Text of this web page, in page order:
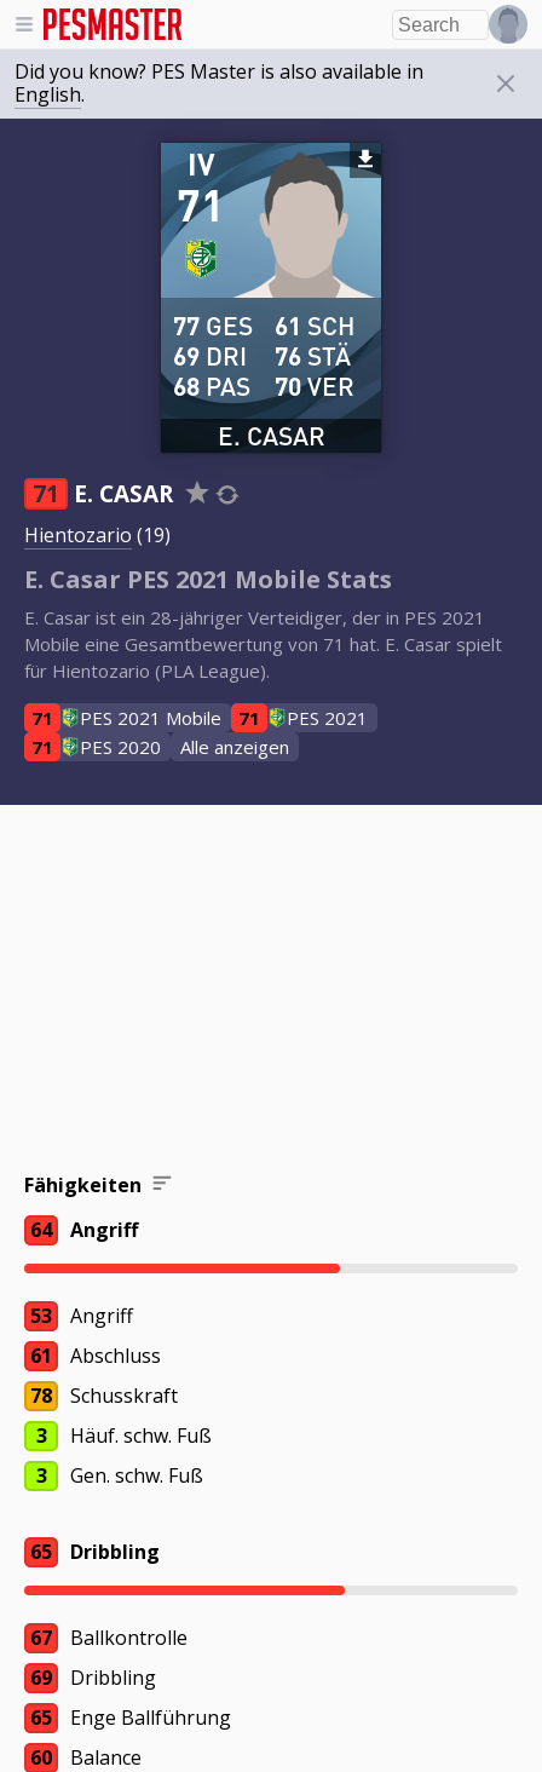
Did you know? PES Master is also available in
English.
71
IV
E. CASAR
77 GES
69 DRI
68 PAS
61 SCH
76 STÄ
70VER
71 E. CASAR
Hientozario (19)
E. Casar PES 2021 Mobile Stats
E. Casar ist ein 28-jähriger Verteidiger, der in PES 2021
Mobile eine Gesamtbewertung von 71 hat. E. Casar spielt
für Hientozario (PLA League).
71
PES 2021 Mobile 71
PES 2021
71
PES 2020 Alle anzeigen
Fähigkeiten
64
Angriff
53
Angriff
61
Abschluss
78
Schusskraft
3
Häuf. schw. Fuß
3
Gen. schw. Fuß
65 Dribbling
67
Ballkontrolle
69
Dribbling
65
Enge Ballführung
60
Balance